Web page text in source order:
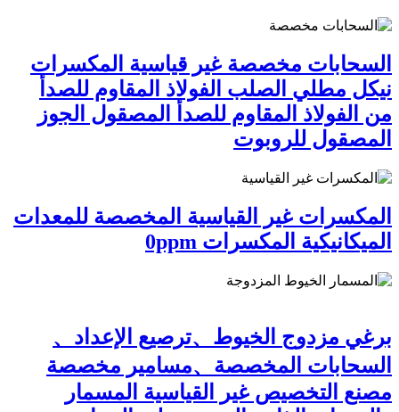
السحابات مخصصة غير قياسية المكسرات
نيكل مطلي الصلب الفولاذ المقاوم للصدأ
من الفولاذ المقاوم للصدأ المصقول الجوز
المصقول للروبوت
المكسرات غير القياسية المخصصة للمعدات
الميكانيكية المكسرات 0ppm
برغي مزدوج الخيوط、ترصيع الإعداد、
السحابات المخصصة、مسامير مخصصة
مصنع التخصيص غير القياسية المسمار